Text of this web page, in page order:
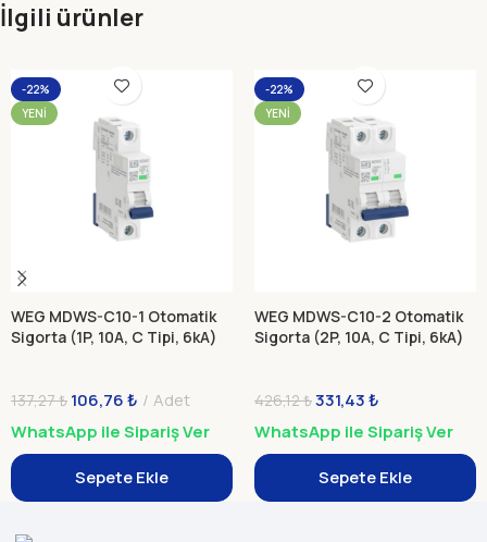
İlgili ürünler
-22%
YENI
WEG MDWS-C10-1 Otomatik
Sigorta (1P, 10A, C Tipi, 6kA)
137,27₺ 106,76₺
Adet
WhatsApp ile Sipariş Ver
Sepete Ekle
-22%
YENI
WEG MDWS-C10-2 Otomatik
Sigorta (2P, 10A, C Tipi, 6kA)
426,12₺331,43₺
WhatsApp ile Sipariş Ver
Sepete Ekle